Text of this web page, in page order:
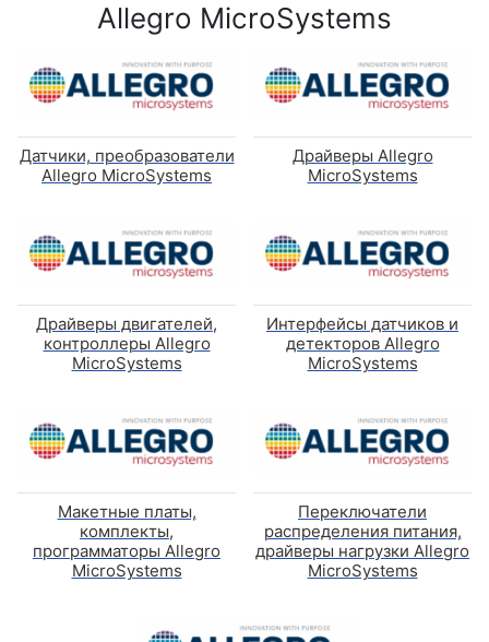
Allegro MicroSystems
Датчики, преобразователи
Allegro MicroSystems
Драйверы Allegro
MicroSystems
Драйверы двигателей,
контроллеры Allegro
MicroSystems
Интерфейсы датчиков и
детекторов Allegro
MicroSystems
Макетные платы,
комплекты,
программаторы Allegro
MicroSystems
Переключатели
распределения питания,
драйверы нагрузки Allegro
MicroSystems